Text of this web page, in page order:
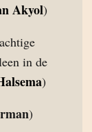
Akyol)
in de
)
)